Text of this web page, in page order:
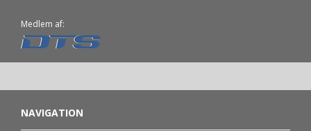
Medlem af:
NAVIGATION